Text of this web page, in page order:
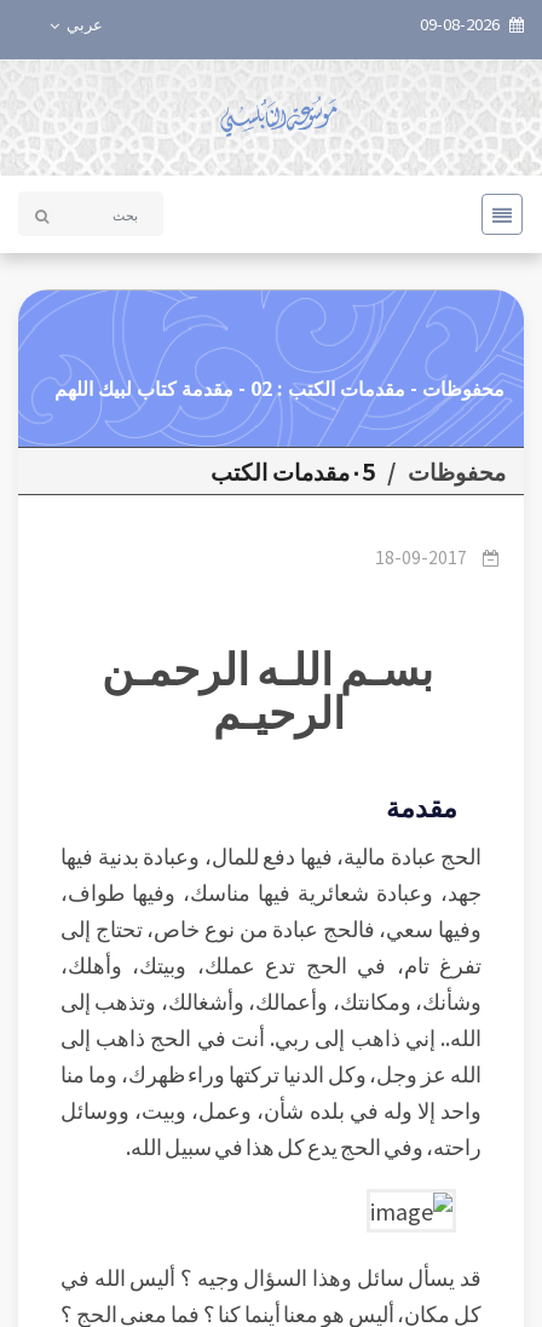
عربي
محفوظات - مقدمات الكتب : 02 - مقدمة كتاب لبيك اللهم
لبيك
محفوظات / ٠5مقدمات الكتب
18-09-2017
بسـم اللـه الرحمـن
الرحيـم
مقدمة
الحج عبادة مالية، فيها دفع للمال، وعبادة بدنية فيها
جهد، وعبادة شعائرية فيها مناسك، وفيها طواف،
وفيها سعي، فالحج عبادة من نوع خاص، تحتاج إلى
تفرغ تام، في الحج تدع عملك، وبيتك، وأهلك،
وشأنك، ومكانتك، وأعمالك، وأشغالك، وتذهب إلى
الله.. إني ذاهب إلى ربي. أنت في الحج ذاهب إلى
الله عز وجل، وكل الدنيا تركتها وراء ظهرك، وما منا
واحد إلا وله في بلده شأن، وعمل، وبيت، ووسائل
راحته، وفي الحج يدع كل هذا في سبيل الله.
قد يسأل سائل وهذا السؤال وجيه ؟ أليس الله في
كل مكان، أليس هو معنا أينما كنا ؟ فما معنى الحج ؟